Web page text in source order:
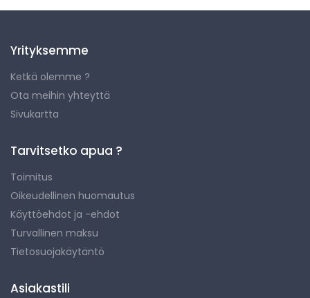
Yrityksemme
Ketkä olemme ?
Ota meihin yhteyttä
Sivukartta
Tarvitsetko apua ?
Toimitus
Oikeudellinen huomautus
Käyttöehdot ja -ehdot
Turvallinen maksu
Tietosuojakäytäntö
Asiakastili